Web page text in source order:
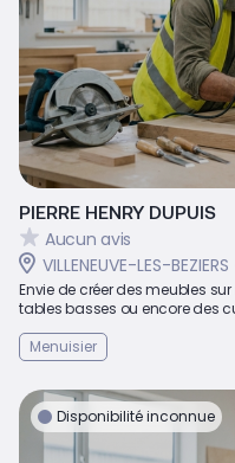
PIERRE HENRY DUPUIS
Aucun avis
VILLENEUVE-LES-
Envie de créer des meubles
tables basses ou encore des
Menuisier
Disponibilité inconnue